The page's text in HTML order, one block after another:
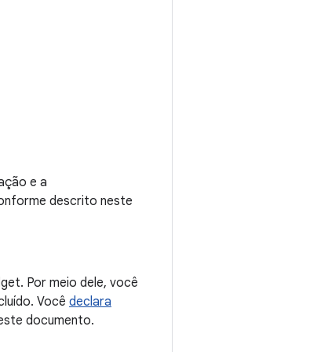
e a
descrito neste
Por meio dele, você
Você declara
documento.